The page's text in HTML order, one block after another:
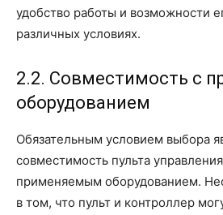
удобство работы и возможности
различных условиях.
2.2. Совместимость с
оборудованием
Обязательным условием выбора
совместимость пульта
применяемым оборудованием.
в том, что пульт и контроллер